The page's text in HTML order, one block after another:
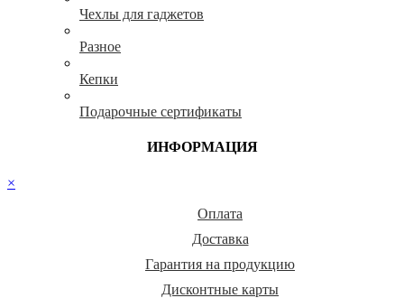
Чехлы для гаджетов
Разное
Кепки
Подарочные сертификаты
ИНФОРМАЦИЯ
×
Оплата
Доставка
Гарантия на продукцию
Дисконтные карты